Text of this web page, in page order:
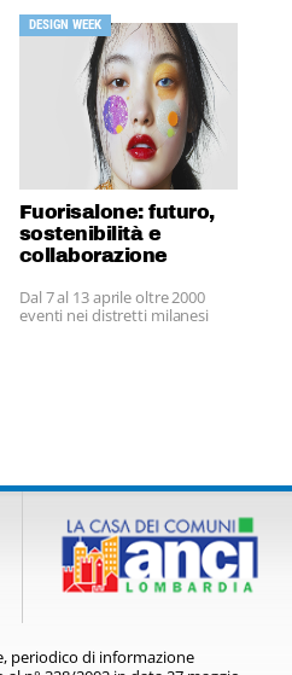
DESIGN WEEK
Fuorisalone: futuro,
sostenibilità e
collaborazione
Dal 7 al 13 aprile oltre 2000
eventi nei distretti milanesi
periodico di informazione